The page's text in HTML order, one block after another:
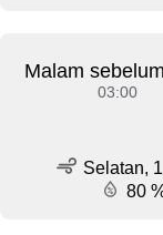
Malam
03:00
Selatan,
80